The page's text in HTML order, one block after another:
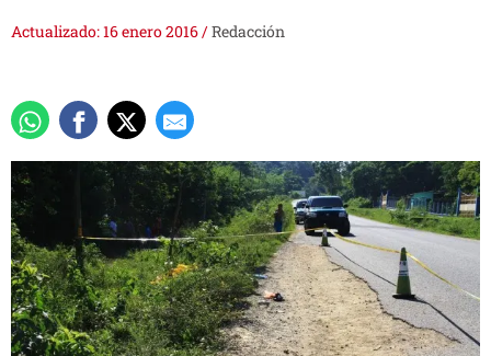
Actualizado: 16 enero 2016/Redacción